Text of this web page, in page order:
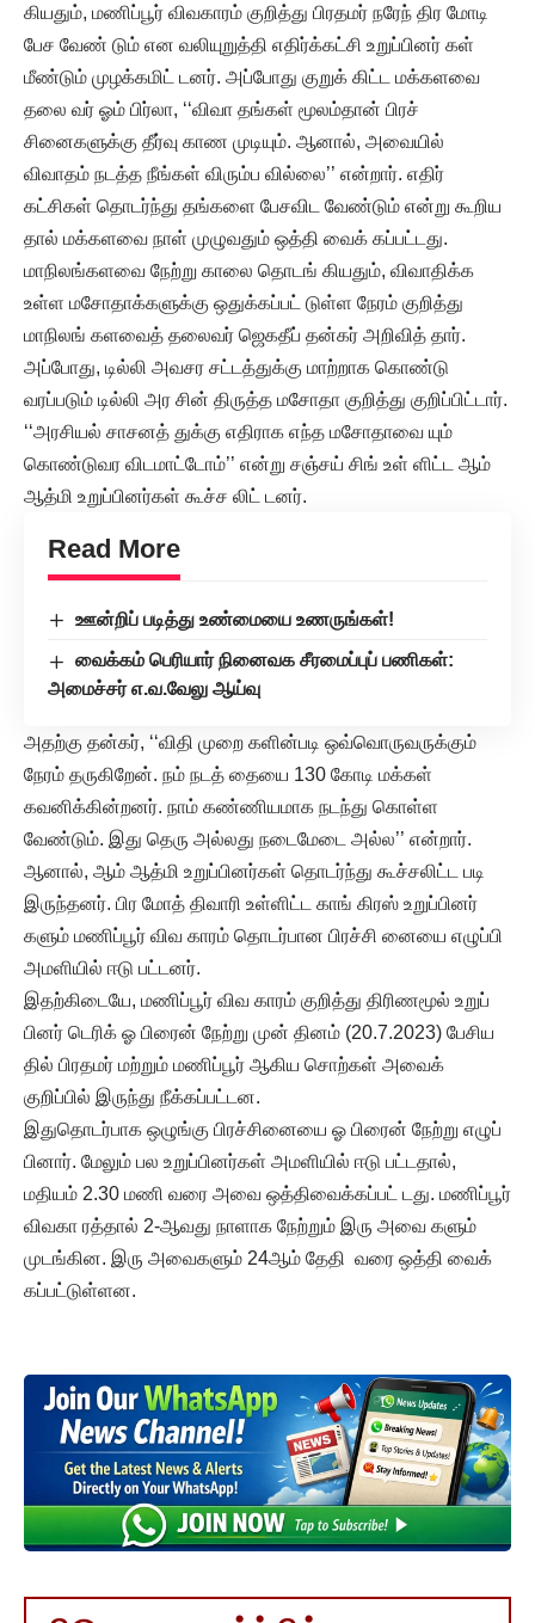
கியதும், மணிப்பூர் விவகாரம் குறித்து பிரதமர் நரேந் திர மோடி
பேச வேண் டும் என வலியுறுத்தி எதிர்க்கட்சி உறுப்பினர் கள்
மீண்டும் முழக்கமிட் டனர். அப்போது குறுக் கிட்ட மக்களவை
தலை வர் ஓம் பிர்லா, ‘‘விவா தங்கள் மூலம்தான் பிரச்
சினைகளுக்கு தீர்வு காண முடியும். ஆனால், அவையில்
விவாதம் நடத்த நீங்கள் விரும்ப வில்லை’’ என்றார். எதிர்
கட்சிகள் தொடர்ந்து தங்களை பேசவிட வேண்டும் என்று கூறிய
தால் மக்களவை நாள் முழுவதும் ஒத்தி வைக் கப்பட்டது.
மாநிலங்களவை நேற்று காலை தொடங் கியதும், விவாதிக்க
உள்ள மசோதாக்களுக்கு ஒதுக்கப்பட் டுள்ள நேரம் குறித்து
மாநிலங் களவைத் தலைவர் ஜெகதீப் தன்கர் அறிவித் தார்.
அப்போது, டில்லி அவசர சட்டத்துக்கு மாற்றாக கொண்டு
வரப்படும் டில்லி அர சின் திருத்த மசோதா குறித்து குறிப்பிட்டார்.
‘‘அரசியல் சாசனத் துக்கு எதிராக எந்த மசோதாவை யும்
கொண்டுவர விடமாட்டோம்’’ என்று சஞ்சய் சிங் உள் ளிட்ட ஆம்
ஆத்மி உறுப்பினர்கள் கூச்ச லிட் டனர்.
Read More
ஊன்றிப் படித்து உண்மையை உணருங்கள்!
வைக்கம் பெரியார் நினைவக சீரமைப்புப் பணிகள்:
அமைச்சர் எ.வ.வேலு ஆய்வு
அதற்கு தன்கர், ‘‘விதி முறை களின்படி ஒவ்வொருவருக்கும்
நேரம் தருகிறேன். நம் நடத் தையை 130 கோடி மக்கள்
கவனிக்கின்றனர். நாம் கண்ணியமாக நடந்து கொள்ள
வேண்டும். இது தெரு அல்லது நடைமேடை அல்ல’’ என்றார்.
ஆனால், ஆம் ஆத்மி உறுப்பினர்கள் தொடர்ந்து கூச்சலிட்ட படி
இருந்தனர். பிர மோத் திவாரி உள்ளிட்ட காங் கிரஸ் உறுப்பினர்
களும் மணிப்பூர் விவ காரம் தொடர்பான பிரச்சி னையை எழுப்பி
அமளியில் ஈடு பட்டனர்.
இதற்கிடையே, மணிப்பூர் விவ காரம் குறித்து திரிணமூல் உறுப்
பினர் டெரிக் ஓ பிரைன் நேற்று முன் தினம் (20.7.2023) பேசிய
தில் பிரதமர் மற்றும் மணிப்பூர் ஆகிய சொற்கள் அவைக்
குறிப்பில் இருந்து நீக்கப்பட்டன.
இதுதொடர்பாக ஒழுங்கு பிரச்சினையை ஓ பிரைன் நேற்று எழுப்
பினார். மேலும் பல உறுப்பினர்கள் அமளியில் ஈடு பட்டதால்,
மதியம் 2.30 மணி வரை அவை ஒத்திவைக்கப்பட் டது. மணிப்பூர்
விவகா ரத்தால் 2-ஆவது நாளாக நேற்றும் இரு அவை களும்
முடங்கின. இரு அவைகளும் 24ஆம் தேதி வரை ஒத்தி வைக்
கப்பட்டுள்ளன.